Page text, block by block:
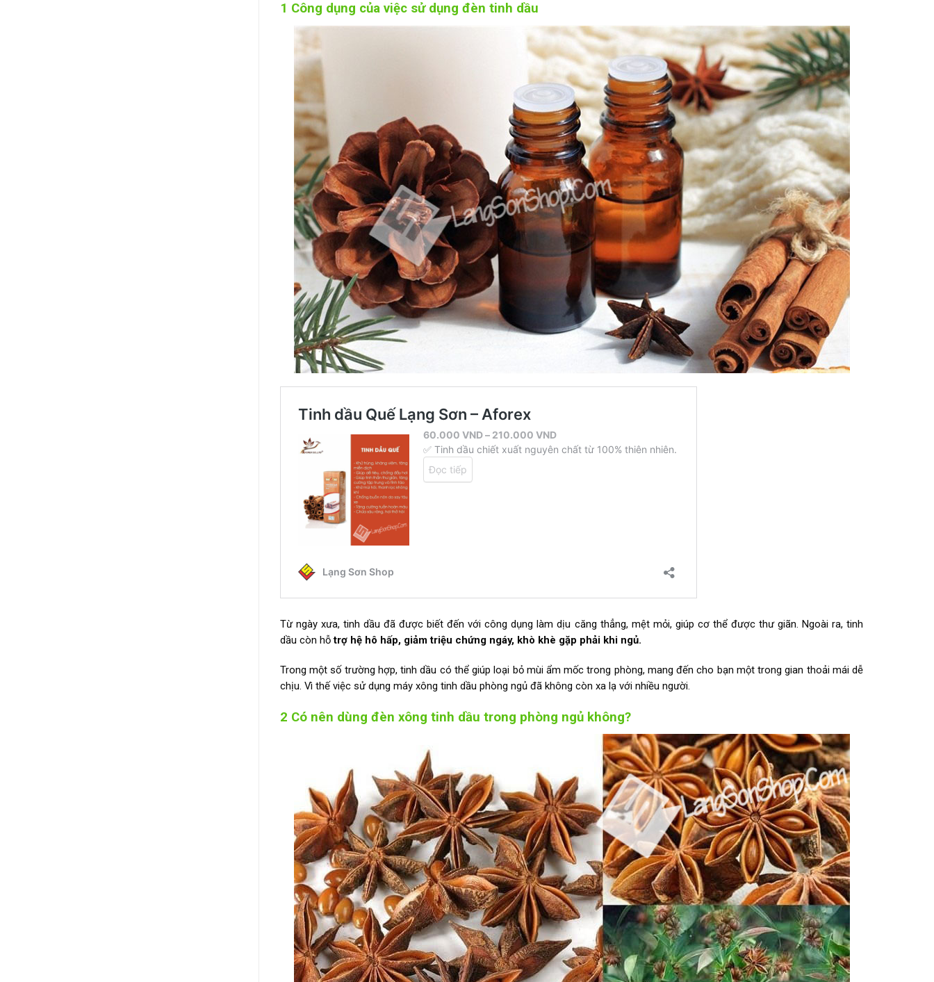
1 Công dụng của việc sử dụng đèn tinh dầu
Từ ngày xưa, tinh dầu đã được biết đến với công dụng làm dịu căng thẳng, mệt mỏi, giúp cơ thể được thư giãn. Ngoài ra, tinh
dầu còn hỗtrợ hệ hô hấp, giảm triệu chứng ngáy, khò khè gặp phải khi ngủ.
Trong một số trường hợp, tinh dầu có thể giúp loại bỏ mùi ẩm mốc trong phòng, mang đến cho bạn một trong gian thoải mái dễ
chịu. Vì thế việc sử dụng máy xông tinh dầu phòng ngủ đã không còn xa lạ với nhiều người.
2 Có nên dùng đèn xông tinh dầu trong phòng ngủ không?